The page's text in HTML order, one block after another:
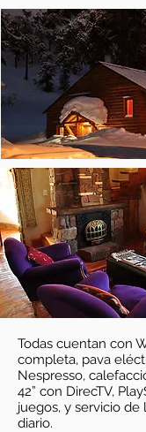
Todas cuentan con
completa, pava
Nespresso,
42” con DirecTV,
juegos, y servicio de
diario.